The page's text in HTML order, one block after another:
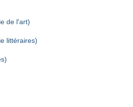
de l'art)
littéraires)